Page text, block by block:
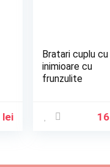
lei
Bratari cuplu cu
inimioare cu
frunzulite